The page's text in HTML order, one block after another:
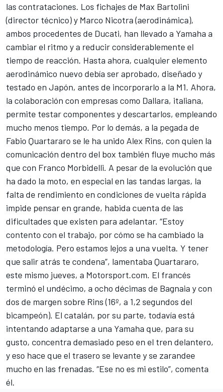
las contrataciones. Los fichajes de Max Bartolini
(director técnico) y Marco Nicotra (aerodinámica),
ambos procedentes de Ducati, han llevado a Yamaha a
cambiar el ritmo y a reducir considerablemente el
tiempo de reacción. Hasta ahora, cualquier elemento
aerodinámico nuevo debía ser aprobado, diseñado y
testado en Japón, antes de incorporarlo a la M1. Ahora,
la colaboración con empresas como Dallara, italiana,
permite testar componentes y descartarlos, empleando
mucho menos tiempo. Por lo demás, a la pegada de
Fabio Quartararo se le ha unido Alex Rins, con quien la
comunicación dentro del box también fluye mucho más
que con Franco Morbidelli. A pesar de la evolución que
ha dado la moto, en especial en las tandas largas, la
falta de rendimiento en condiciones de vuelta rápida
impide pensar en grande, habida cuenta de las
dificultades que existen para adelantar. “Estoy
contento con el trabajo, por cómo se ha cambiado la
metodología. Pero estamos lejos a una vuelta. Y tener
que salir atrás te condena”, lamentaba Quartararo,
este mismo jueves, a Motorsport.com. El francés
terminó el undécimo, a ocho décimas de Bagnaia y con
dos de margen sobre Rins (16º, a 1,2 segundos del
bicampeón). El catalán, por su parte, todavía está
intentando adaptarse a una Yamaha que, para su
gusto, concentra demasiado peso en el tren delantero,
y eso hace que el trasero se levante y se zarandee
mucho en las frenadas. “Ese no es mi estilo”, comenta
él.